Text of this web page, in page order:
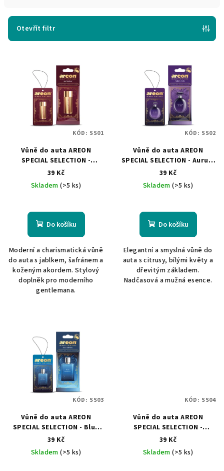
r
Otevřít filtr
Vůně do auta AREON
SPECIAL SELECTION -
Aristocrat
39 Kč
Skladem(>5 ks)
Do košíku
Moderní a charismatická vůně
do auta s jablkem, šafránem a
koženým akordem. Stylový
doplněk pro moderního
gentlemana.
KÓD: SS01
Vůně do auta AREON
SPECIAL SELECTION - Aurum
Aura
39 Kč
Skladem(>5 ks)
Do košíku
Elegantní a smyslná vůně do
auta s citrusy, bílými květy a
dřevitým základem.
Nadčasová a mužná esence.
KÓD: SS02
Vůně do auta AREON
SPECIAL SELECTION - Blue
Crystal
39 Kč
Skladem(>5 ks)
KÓD: SS03
Vůně do auta AREON
SPECIAL SELECTION -
Essence
39 Kč
Skladem(>5 ks)
KÓD: SS04